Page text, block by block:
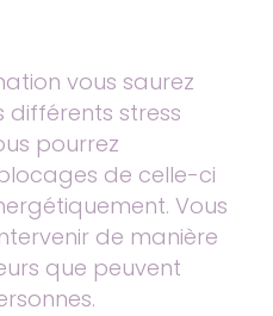
vous saurez
différents stress
pourrez
de celle-ci
Vous
de manière
que peuvent